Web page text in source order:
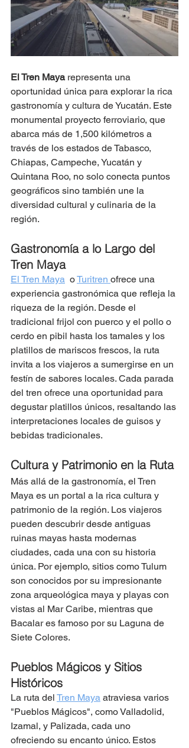
El Tren Maya representa una
oportunidad única para explorar la rica
gastronomía y cultura de Yucatán. Este
monumental proyecto ferroviario, que
abarca más de 1,500 kilómetros a
través de los estados de Tabasco,
Chiapas, Campeche, Yucatán y
Quintana Roo, no solo conecta puntos
geográficos sino también une la
diversidad cultural y culinaria de la
región​​.
Gastronomía a lo Largo del
Tren Maya
El Tren Maya
  o
Turitren ofrece una
experiencia gastronómica que refleja la
riqueza de la región. Desde el
tradicional frijol con puerco y el pollo o
cerdo en pibil hasta los tamales y los
platillos de mariscos frescos, la ruta
invita a los viajeros a sumergirse en un
festín de sabores locales. Cada parada
del tren ofrece una oportunidad para
degustar platillos únicos, resaltando las
interpretaciones locales de guisos y
bebidas tradicionales​​​​.
Cultura y Patrimonio en la Ruta
Más allá de la gastronomía, el Tren
Maya es un portal a la rica cultura y
patrimonio de la región. Los viajeros
pueden descubrir desde antiguas
ruinas mayas hasta modernas
ciudades, cada una con su historia
única. Por ejemplo, sitios como Tulum
son conocidos por su impresionante
zona arqueológica maya y playas con
vistas al Mar Caribe, mientras que
Bacalar es famoso por su Laguna de
Siete Colores​​.
Pueblos Mágicos y Sitios
Históricos
La ruta del Tren Maya atraviesa varios
"Pueblos Mágicos", como Valladolid,
Izamal, y Palizada, cada uno
ofreciendo su encanto único. Estos